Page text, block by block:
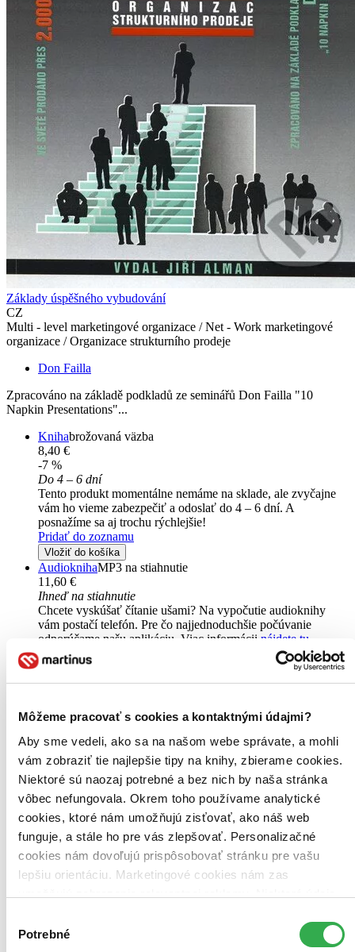
Môžeme pracovať s cookies a kontaktnými údajmi?
Aby sme vedeli, ako sa na našom webe správate, a mohli
vám zobraziť tie najlepšie tipy na knihy, zbierame cookies.
Niektoré sú naozaj potrebné a bez nich by naša stránka
vôbec nefungovala. Okrem toho používame analytické
cookies, ktoré nám umožňujú zisťovať, ako náš web
funguje, a stále ho pre vás zlepšovať. Personalizačné
cookies nám dovoľujú prispôsobovať stránku pre vašu
lepšiu orientáciu. Marketingové cookies nám zas
keby sme mohli používať všetky tieto cookies. Ďakujeme!
súhlasu
Potrebné
Základy úspěšného vybudování
CZ
Multi - level marketingové organizace / Net - Work marketingové
organizace / Organizace strukturního prodeje
Don Failla
Zpracováno na základě podkladů ze seminářů Don Failla "10
Napkin Presentations"...
Knihabrožovaná väzba
8,40 €
-7 %
Do 4 – 6 dní
Tento produkt momentálne nemáme na sklade, ale zvyčajne
vám ho vieme zabezpečiť a odoslať do 4 – 6 dní. A
posnažíme sa aj trochu rýchlejšie!
Pridať do zoznamu
Vložiť do košíka
AudioknihaMP3 na stiahnutie
11,60 €
Ihneď na stiahnutie
Chcete vyskúšať čítanie ušami? Na vypočutie audioknihy
vám postačí telefón. Pre čo najjednoduchšie počúvanie
odporúčame našu aplikáciu. Viac informácii nájdete tu
Pridať do zoznamu